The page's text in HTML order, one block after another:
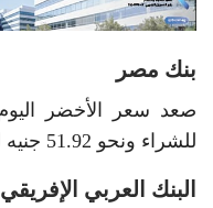
بنك مصر
للشراء ونحو 51.92 جنيه للبيع.
البنك العربي الإفريقي